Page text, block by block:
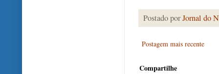
Postado porJornal do
Postagem mais recente
Compartilhe